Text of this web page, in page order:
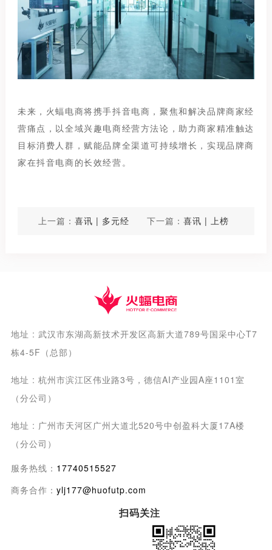
未来，火蝠电商将携手抖音电商，聚焦和解决品牌商家经
营痛点，以全域兴趣电商经营方法论，助力商家精准触达
目标消费人群，赋能品牌全渠道可持续增长，实现品牌商
家在抖音电商的长效经营。
上一篇：喜讯 | 多元经
下一篇：喜讯 | 上榜
地址 : 武汉市东湖高新技术开发区高新大道789号国采中心T7
栋4-5F（总部）
地址 : 杭州市滨江区伟业路3号，德信AI产业园A座1101室
（分公司）
地址 : 广州市天河区广州大道北520号中创盈科大厦17A楼
（分公司）
服务热线： 17740515527
商务合作： ylj177@huofutp.com
扫码关注